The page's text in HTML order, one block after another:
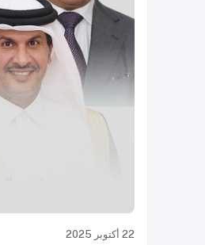
22 أكتوبر 2025